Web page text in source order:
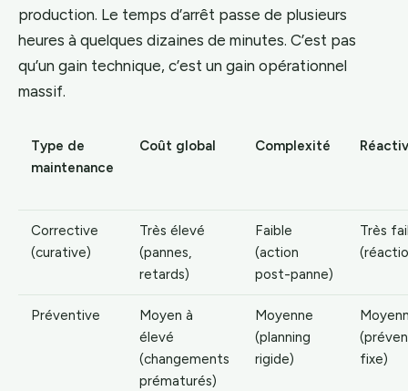
production. Le temps d’arrêt passe de plusieurs
heures à quelques dizaines de minutes. C’est pas
qu’un gain technique, c’est un gain opérationnel
massif.
Type de
maintenance
Coût global Complexité
Corrective
(curative)
Très élevé
(pannes,
retards)
Faible
(action
post-panne)
Très
Préventive
Moyen à
élevé
(changements
prématurés)
Moyenne
(planning
rigide)
fixe)